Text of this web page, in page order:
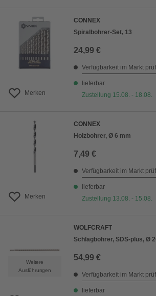
Merken
CONNEX
Spiralbohrer-Set, 13
24,99 €
Verfügbarkeit im Markt
lieferbar
Zustellung 15.08. - 18.08.
Merken
CONNEX
Holzbohrer, Ø 6 mm
7,49 €
Verfügbarkeit im Markt
lieferbar
Zustellung 13.08. - 15.08.
Weitere
Ausführungen
WOLFCRAFT
Schlagbohrer, SDS-plus, Ø
54,99 €
Verfügbarkeit im Markt
lieferbar